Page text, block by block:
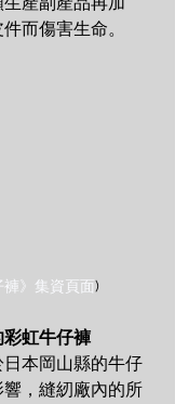
而傷害生命。
褲》集資頁面)
虹牛仔褲
本岡山縣的牛仔
，縫紉廠內的所